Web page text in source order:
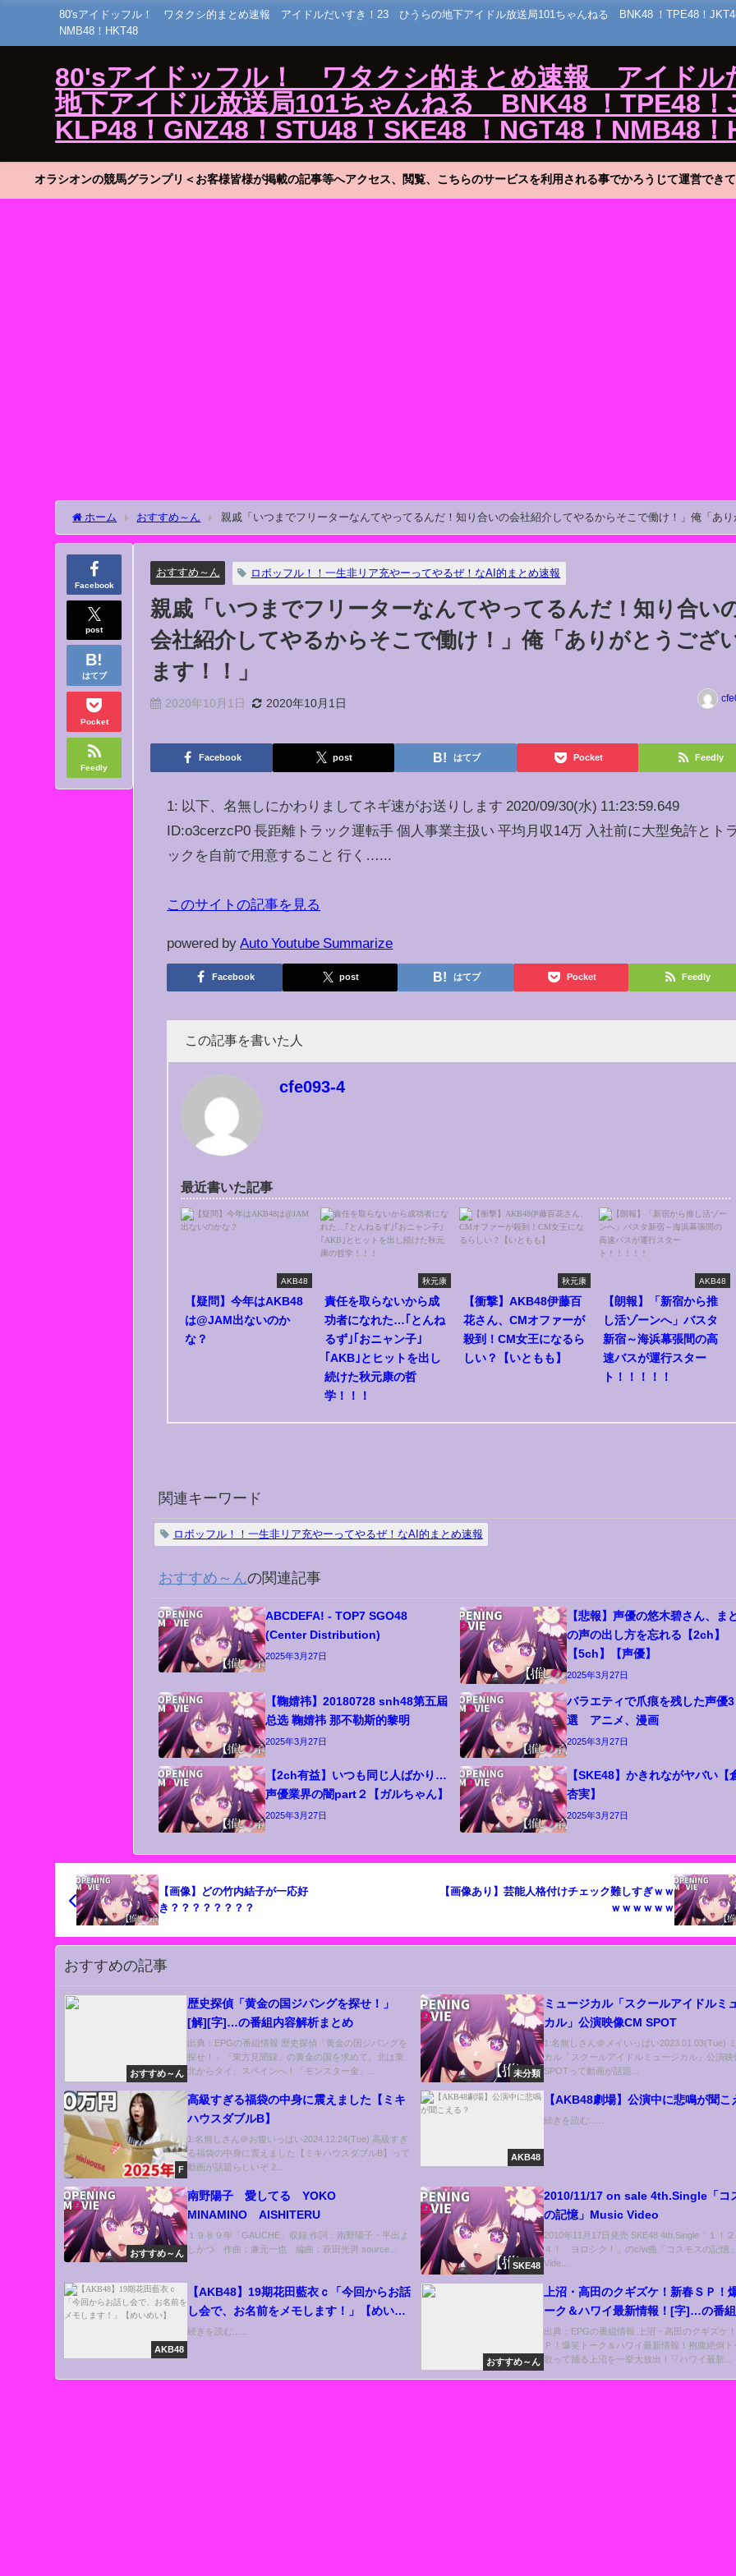
80'sアイドッフル！ ワタクシ的まとめ速報 アイドルだいすき！23 ひうらの地下アイドル放送局101ちゃんねる BNK48 ！TPE48！
NMB48！HKT48
80'sアイドッフル！ ワタクシ的まとめ速報 アイド
地下アイドル放送局101ちゃんねる BNK48 ！TPE48！
KLP48！GNZ48！STU48！SKE48 ！NGT48！NMB48！
オラシオンの競馬グランプリ＜お客様皆様が掲載の記事等へアクセス、閲覧、こちらのサービスを利用される事でかろうじて運営でき
ホーム おすすめ～ん
親戚「いつまでフリーターなんてやってるんだ！知り合いの会社紹介してやるからそこで働け！」俺「あり
うございます！！」
Facebook
post
はてブ
Pocket
Feedly
おすすめ～ん ロボッフル！！一生非リア充やーってやるぜ！なAI的まとめ速報
親戚「いつまでフリーターなんてやってるんだ！知り合い
会社紹介してやるからそこで働け！」俺「ありがとうござ
ます！！」
2020年10月1日 2020年10月1日
Facebook post はてブ Pocket Feedly
1: 以下、名無しにかわりましてネギ速がお送りします 2020/09/30(水) 11:23:59.649
ID:o3cerzcP0 長距離トラック運転手 個人事業主扱い 平均月収14万 入社前に大型免許とト
ックを自前で用意すること 行く…...
このサイトの記事を見る
powered by Auto Youtube Summarize
Facebook post はてブ Pocket Feedly
この記事を書いた人
cfe093-4
最近書いた記事
AKB48
【疑問】今年はAKB48
は@JAM出ないのか
な？
秋元康
責任を取らないから成
功者になれた…｢とんね
るず｣｢おニャン子｣
｢AKB｣とヒットを出し
続けた秋元康の哲
学！！！
秋元康
【衝撃】AKB48伊藤百
花さん、CMオファーが
殺到！CM女王になるら
しい？【いともも】
AKB48
【朗報】「新宿から推
し活ゾーンへ」バスタ
新宿～海浜幕張間の高
速バスが運行スター
ト！！！！！
関連キーワード
ロボッフル！！一生非リア充やーってやるぜ！なAI的まとめ速報
おすすめ～んの関連記事
ABCDEFA! - TOP7 SGO48
(Center Distribution)
2025年3月27日
【悲報】声優の悠木碧さん、ま
の声の出し方を忘れる【2ch】
【5ch】【声優】
2025年3月27日
【鞠婧祎】20180728 snh48第五屆
总选 鞠婧祎 那不勒斯的黎明
2025年3月27日
バラエティで爪痕を残した声優3
選 アニメ、漫画
2025年3月27日
【2ch有益】いつも同じ人ばかり…
声優業界の闇part２【ガルちゃん】
2025年3月27日
【SKE48】かきれながヤバい【
杏実】
2025年3月27日
【画像】どの竹内結子が一応好
き？？？？？？？？
【画像あり】芸能人格付けチェック難しすぎｗｗ
ｗｗｗｗｗｗ
おすすめの記事
おすすめ～ん
歴史探偵「黄金の国ジパングを探せ！」
[解][字]…の番組内容解析まとめ
出典：EPGの番組情報 歴史探偵「黄金の国ジパングを
探せ！」「東方見聞録」の黄金の国を求めて、北は東
北からタイ、スペインへ！「モンスター金」...
未分類
ミュージカル「スクールアイドルミ
カル」公演映像CM SPOT
1:名無しさん＠メイいっぱい2023.01.03(Tue)
カル「スクールアイドルミュージカル」公演映
SPOTって動画が話題...
F
高級すぎる福袋の中身に震えました【ミキ
ハウスダブルB】
1:名無しさん＠お腹いっぱい2024.12.24(Tue) 高級すぎ
る福袋の中身に震えました【ミキハウスダブルB】って
動画が話題らしいぞ 2...
AKB48
【AKB48劇場】公演中に悲鳴が聞こ
続きを読む......
おすすめ～ん
南野陽子 愛してる YOKO
MINAMINO AISHITERU
１９８９年「GAUCHE」収録 作詞：南野陽子・平出よ
しかつ 作曲：兼元一也 編曲：萩田光男 source...
SKE48
2010/11/17 on sale 4th.Single「コ
の記憶」Music Video
2010年11月17日発売 SKE48 4th.Single「１！
４！ ヨロシク！」のc/w曲「コスモスの記憶
Vide...
AKB48
【AKB48】19期花田藍衣ｃ「今回からお話
し会で、お名前をメモします！」【めいめ
い】
続きを読む......
おすすめ～ん
上沼・高田のクギズケ！新春ＳＰ！
ーク＆ハワイ最新情報！[字]…の番
解析まとめ
出典：EPGの番組情報 上沼・高田のクギズケ
Ｐ！爆笑トーク＆ハワイ最新情報！抱腹絶倒ト
歌って踊る上沼を一挙大放出！▽ハワイ最新...